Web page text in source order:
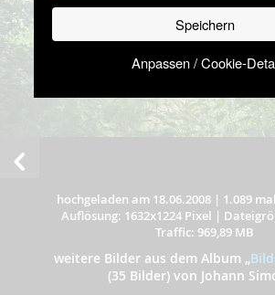
Speichern
Anpassen / Cookie-
hochgeladen am 18.06.2008| 1.089
Auflösung: 1632x1224 Pixel |
Traffic: 969,89 MB
weitere Bilder aus dem Album „
(35 Bilder) von Johann